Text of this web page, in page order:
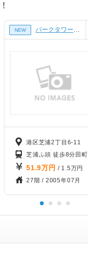
芝公園 徒歩14分
NEW パークタワー芝浦ベイワード アーバンウイング[27階]
港区芝浦2丁目6-11
芝浦ふ頭 徒歩8分 田町 徒歩9分
51.9万円 / 1.5万円
27階 / 2005年07月